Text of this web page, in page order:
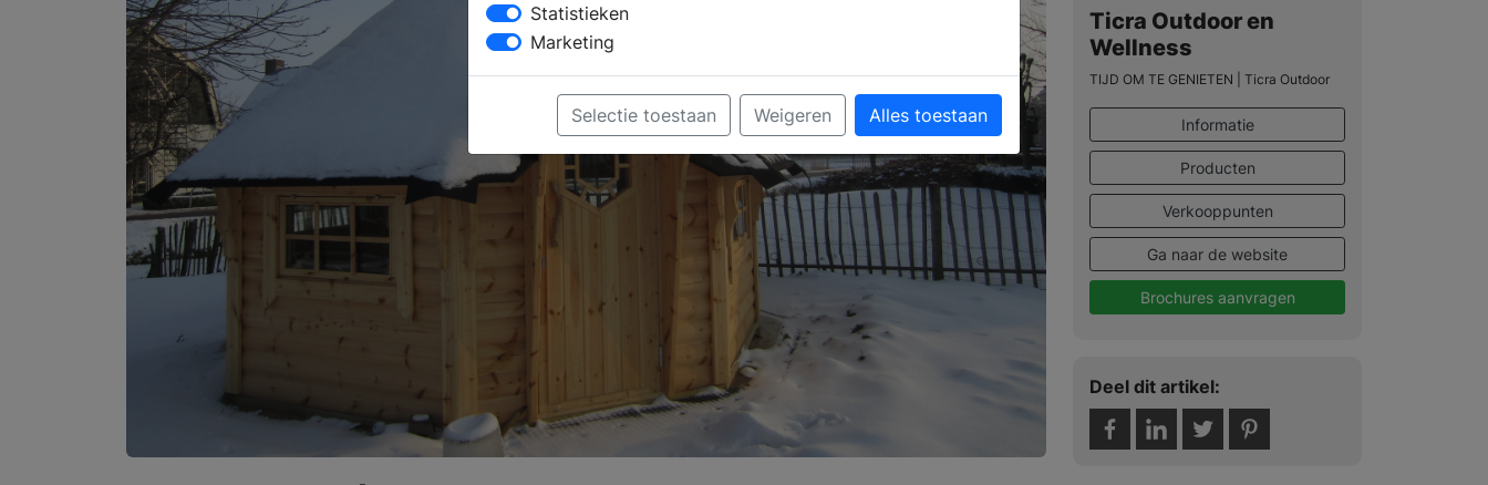
Ticra Outdoor en
Wellness
TIJD OM TE GENIETEN | Ticra Outdoor
Informatie
Producten
Verkooppunten
Ga naar de website
Brochures aanvragen
Deel dit artikel:
Statistieken
Marketing
Selectie toestaan Weigeren Alles toestaan